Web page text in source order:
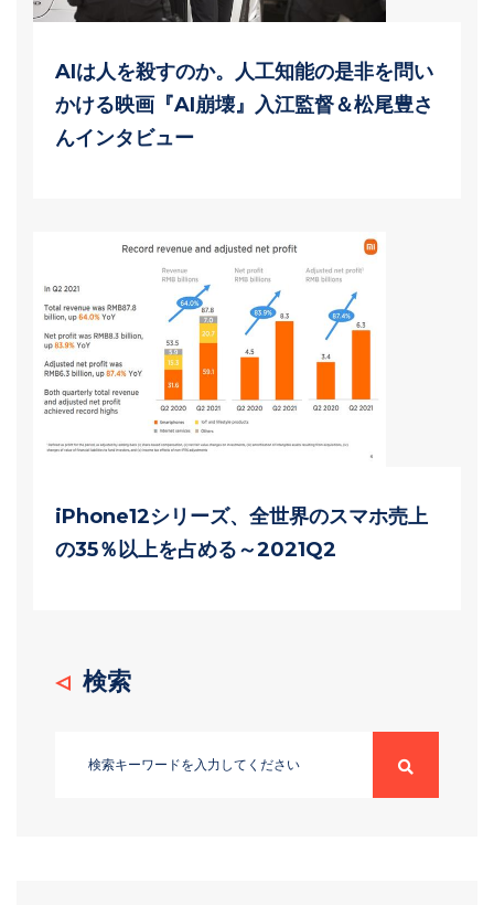
AIは人を殺すのか。人工知能の是非を問い
かける映画『AI崩壊』入江監督＆松尾豊さ
んインタビュー
iPhone12シリーズ、全世界のスマホ売上
の35％以上を占める～2021Q2
検索